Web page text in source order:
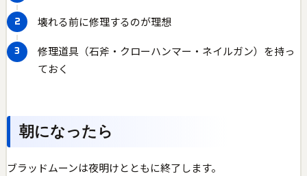
壊れる前に修理するのが理想
修理道具（石斧・クローハンマー・ネイルガン）を持っ
ておく
朝になったら
ブラッドムーンは夜明けとともに終了します。